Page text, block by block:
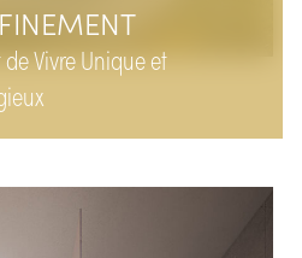
Vivre Unique et